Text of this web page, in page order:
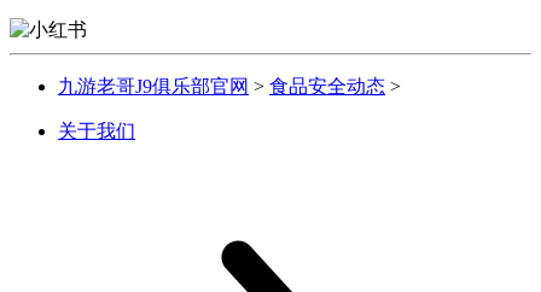
九游老哥J9俱乐部官网 > 食品安全动态 >
关于我们